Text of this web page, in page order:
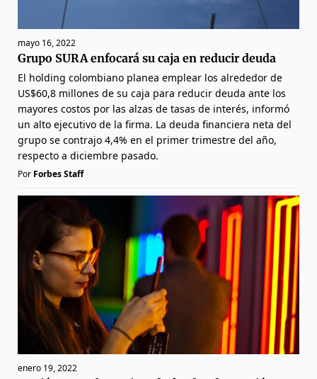
mayo 16, 2022
Grupo SURA enfocará su caja en reducir deuda
El holding colombiano planea emplear los alrededor de
US$60,8 millones de su caja para reducir deuda ante los
mayores costos por las alzas de tasas de interés, informó
un alto ejecutivo de la firma. La deuda financiera neta del
grupo se contrajo 4,4% en el primer trimestre del año,
respecto a diciembre pasado.
Por Forbes Staff
enero 19, 2022